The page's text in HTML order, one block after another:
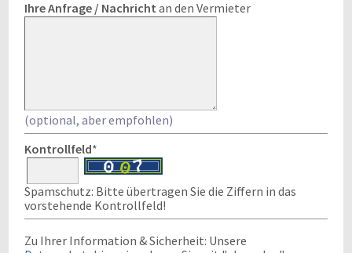
Ihre Anfrage / Nachricht an den Vermieter
(optional, aber empfohlen)
Kontrollfeld*
Spamschutz: Bitte übertragen Sie die Ziffern in das
vorstehende Kontrollfeld!
Zu Ihrer Information & Sicherheit: Unsere